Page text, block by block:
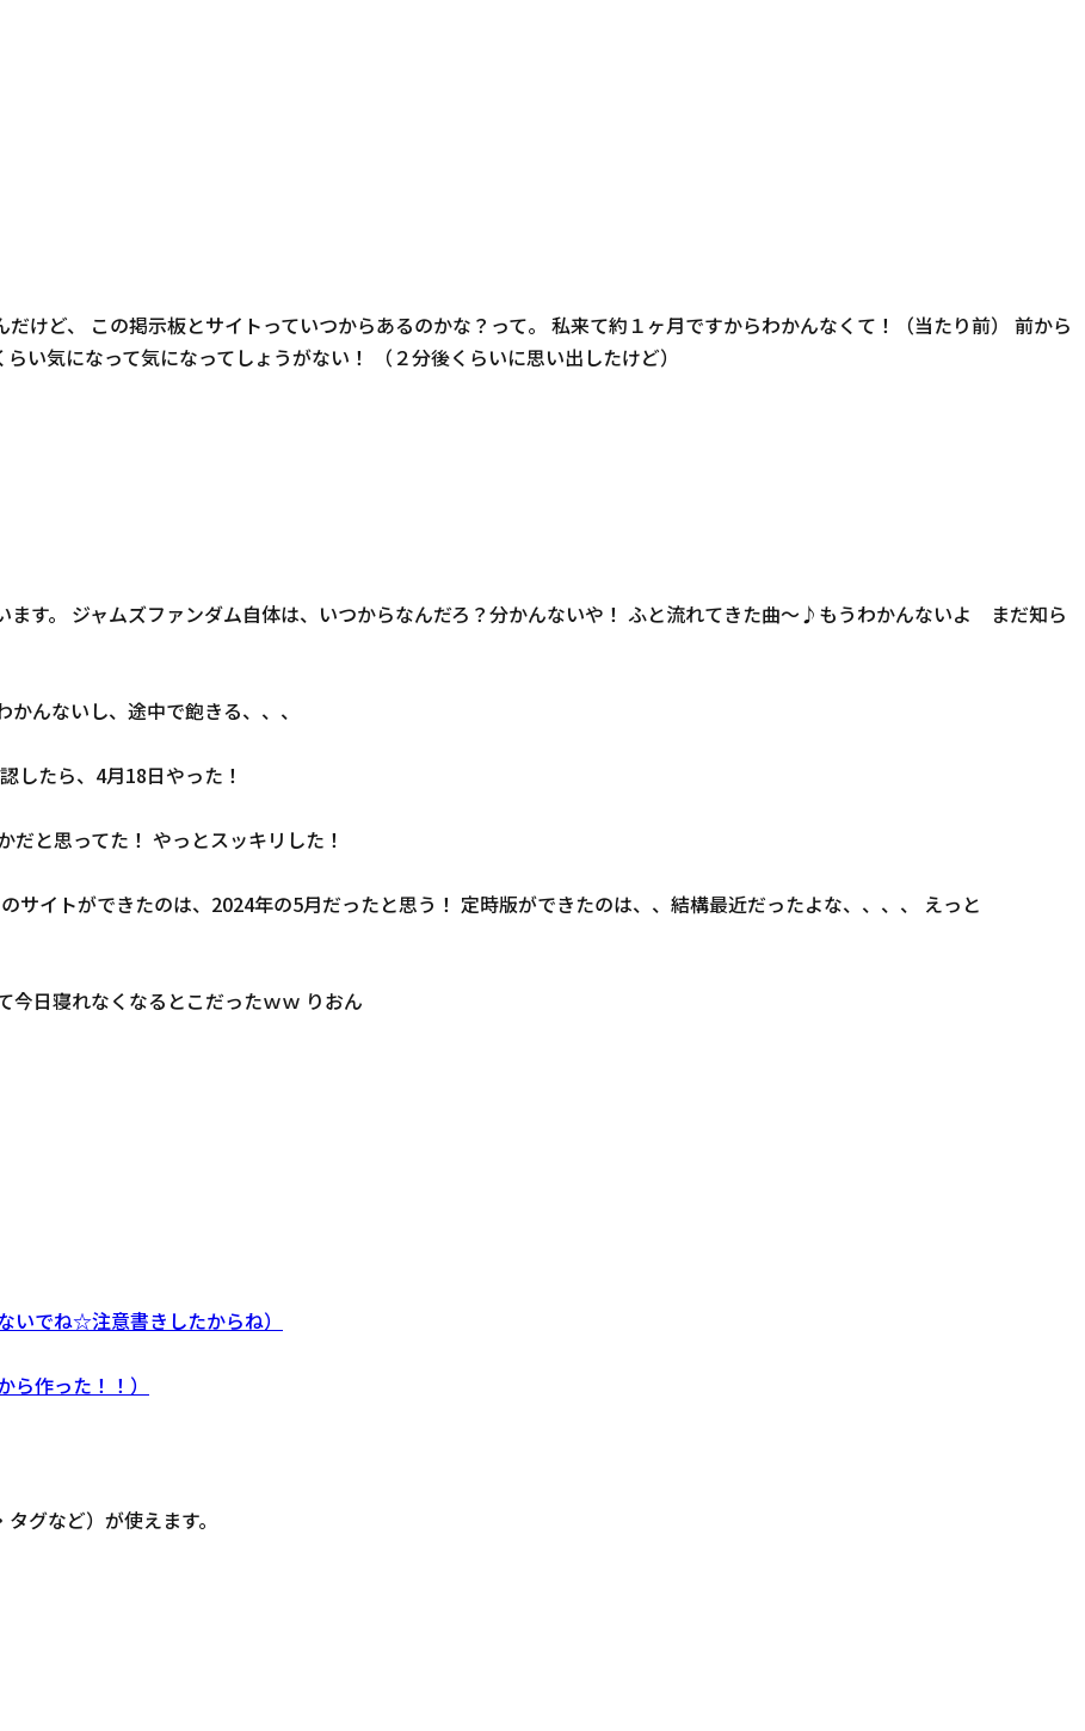
けど、 この掲示板とサイトっていつからあるのかな？って。 私来て約１ヶ月ですからわかんなくて！（当たり前） 前から
い気になって気になってしょうがない！ （２分後くらいに思い出したけど）
ます。 ジャムズファンダム自体は、いつからなんだろ？分かんないや！ ふと流れてきた曲〜♪もうわかんないよ まだ知ら
んないし、途中で飽きる、、、
したら、4月18日やった！
と思ってた！ やっとスッキリした！
サイトができたのは、2024年の5月だったと思う！ 定時版ができたのは、、結構最近だったよな、、、、 えっと
今日寝れなくなるとこだったｗｗ りおん
でね☆注意書きしたからね）
作った！！）
グなど）が使えます。